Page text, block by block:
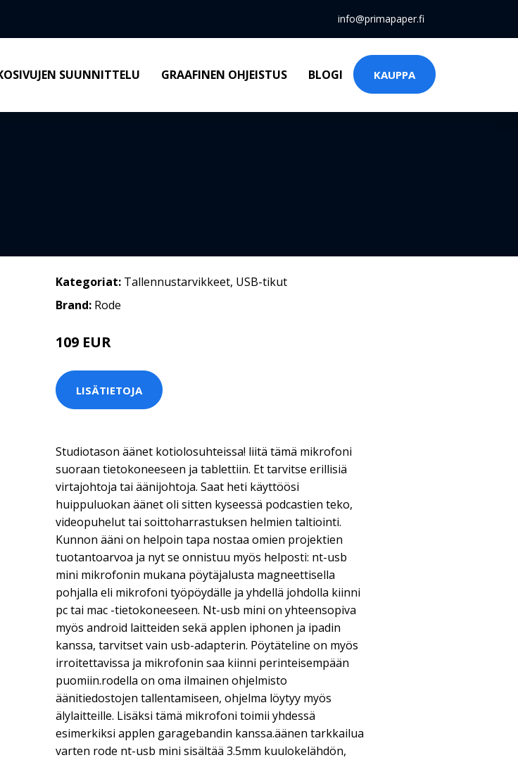
info@primapaper.fi
SUUNNITTELU GRAAFINEN OHJEISTUS BLOGI KAUPPA
Kategoriat: Tallennustarvikkeet, USB-tikut
Brand: Rode
109 EUR
LISÄTIETOJA
Studiotason äänet kotiolosuhteissa! liitä tämä mikrofoni
suoraan tietokoneeseen ja tablettiin. Et tarvitse erillisiä
virtajohtoja tai äänijohtoja. Saat heti käyttöösi
huippuluokan äänet oli sitten kyseessä podcastien teko,
videopuhelut tai soittoharrastuksen helmien taltiointi.
Kunnon ääni on helpoin tapa nostaa omien projektien
tuotantoarvoa ja nyt se onnistuu myös helposti: nt-usb
mini mikrofonin mukana pöytäjalusta magneettisella
pohjalla eli mikrofoni työpöydälle ja yhdellä johdolla kiinni
pc tai mac -tietokoneeseen. Nt-usb mini on yhteensopiva
myös android laitteiden sekä applen iphonen ja ipadin
kanssa, tarvitset vain usb-adapterin. Pöytäteline on myös
irroitettavissa ja mikrofonin saa kiinni perinteisempään
puomiin.rodella on oma ilmainen ohjelmisto
äänitiedostojen tallentamiseen, ohjelma löytyy myös
älylaitteille. Lisäksi tämä mikrofoni toimii yhdessä
esimerkiksi applen garagebandin kanssa.äänen tarkkailua
varten rode nt-usb mini sisältää 3.5mm kuulokelähdön,